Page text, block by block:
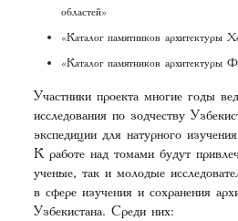
областей»
«Каталог памятников архитектуры
«Каталог памятников архитектуры
Участники проекта многие годы
исследования по зодчеству
экспедиции для натурного
К работе над томами будут
ученые, так и молодые
в сфере изучения и сохранения
Узбекистана. Среди них: